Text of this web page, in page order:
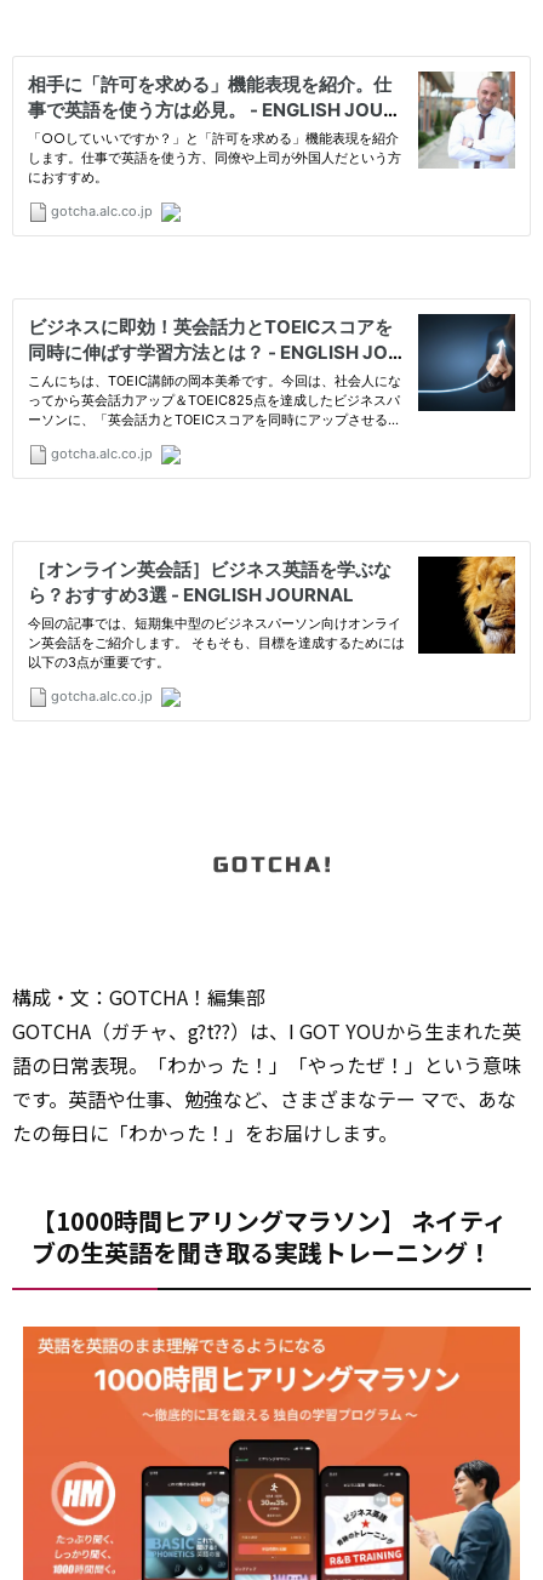
構成・文：GOTCHA！編集部
GOTCHA（ガチャ、g?t??）は、I GOT YOUから生まれた英
語の日常表現。「わかっ た！」「やったぜ！」という意味
です。英語や仕事、勉強など、さまざまなテー マで、あな
たの毎日に「わかった！」をお届けします。
【1000時間ヒアリングマラソン】 ネイティ
ブの生英語を聞き取る実践トレーニング！